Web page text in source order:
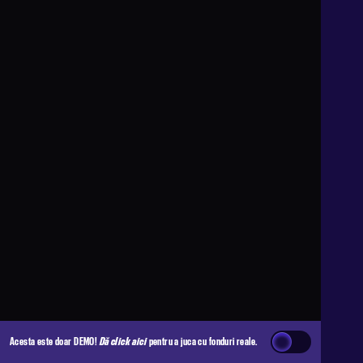
Acesta este doar DEMO!Dă click aicipentru a juca cu fonduri reale.